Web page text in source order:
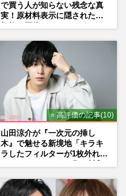
で買う人が知らない残念な真
実！原材料表示に隠された添
⭐ 高評価の記事(10)
山田涼介が『一次元の挿し
木』で魅せる新境地「キラキ
ラしたフィルターが1枚外れて